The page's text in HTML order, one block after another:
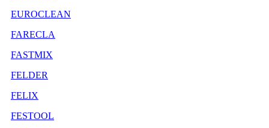
EUROCLEAN
FARECLA
FASTMIX
FELDER
FELIX
FESTOOL